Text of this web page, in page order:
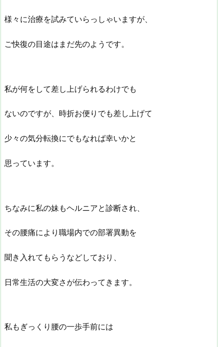
様々に治療を試みていらっしゃいますが、
ご快復の目途はまだ先のようです。
私が何をして差し上げられるわけでも
ないのですが、時折お便りでも差し上げて
少々の気分転換にでもなれば幸いかと
思っています。
ちなみに私の妹もヘルニアと診断され、
その腰痛により職場内での部署異動を
聞き入れてもらうなどしており、
日常生活の大変さが伝わってきます。
私もぎっくり腰の一歩手前には